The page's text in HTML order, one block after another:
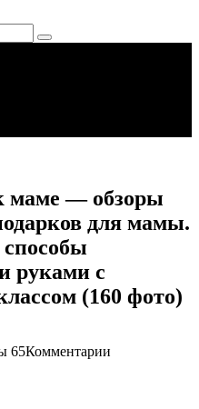
маме — обзоры
для мамы.
руками с
(160 фото)
65Комментарии